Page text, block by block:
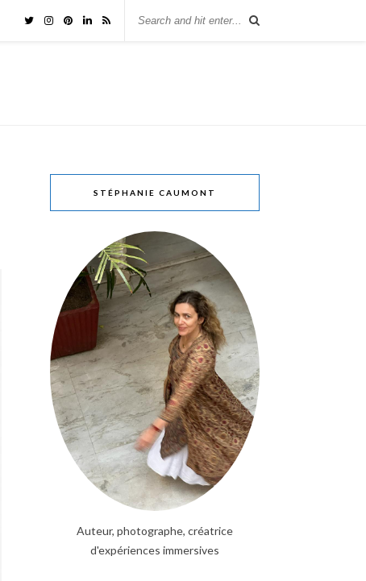
STÉPHANIE CAUMONT
Auteur, photographe, créatrice
d'expériences immersives